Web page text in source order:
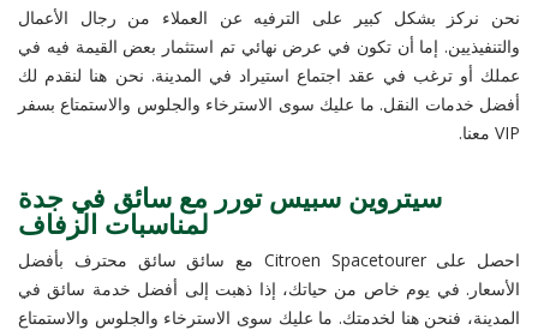
نحن نركز بشكل كبير على الترفيه عن العملاء من رجال الأعمال
والتنفيذيين. إما أن تكون في عرض نهائي تم استثمار بعض القيمة فيه في
عملك أو ترغب في عقد اجتماع استيراد في المدينة. نحن هنا لنقدم لك
أفضل خدمات النقل. ما عليك سوى الاسترخاء والجلوس والاستمتاع بسفر
VIP معنا.
سيتروين سبيس تورر مع سائق في جدة
لمناسبات الزفاف
احصل على Citroen Spacetourer مع سائق سائق محترف بأفضل
الأسعار. في يوم خاص من حياتك، إذا ذهبت إلى أفضل خدمة سائق في
المدينة، فنحن هنا لخدمتك. ما عليك سوى الاسترخاء والجلوس والاستمتاع